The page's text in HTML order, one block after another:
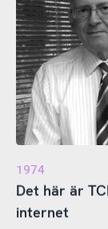
1974
Det här är
internet